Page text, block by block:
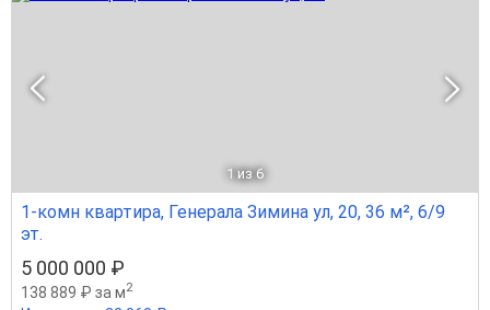
1 из 6
1-комн квартира, Генерала Зимина ул, 20, 36 м², 6/9
эт.
5 000 000 ₽
138 889 ₽ за м2